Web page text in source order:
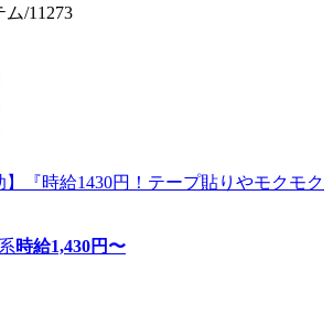
/11273
】『時給1430円！テープ貼りやモクモク
時給1,430円〜